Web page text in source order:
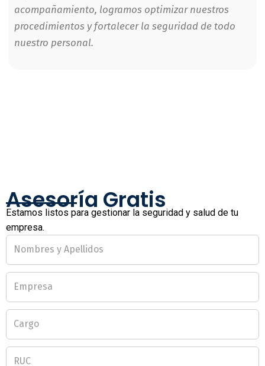
acompañamiento, logramos optimizar nuestros
procedimientos y fortalecer la seguridad de todo
nuestro personal.
Asesoría Gratis
Estamos listos para gestionar la seguridad y salud de tu
empresa.